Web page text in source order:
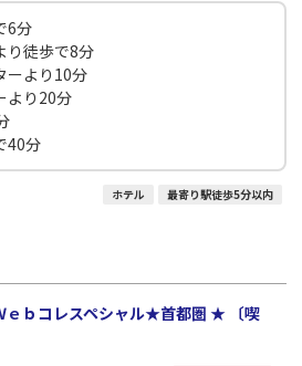
6分
り徒歩で8分
ーより10分
より20分
40分
ホテル 最寄り駅徒歩5分以内
ｅｂコレスペシャル★首都圏 ★ 〔喫